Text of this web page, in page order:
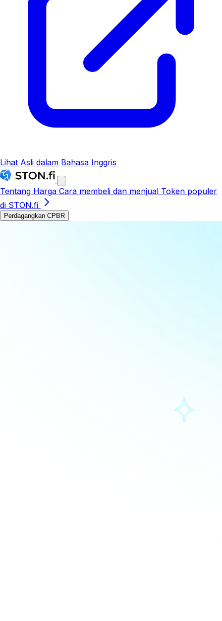
Lihat Asli dalam Bahasa Inggris
Tentang Harga Cara membeli dan menjual Token populer
di STON.fi
Perdagangkan CPBR